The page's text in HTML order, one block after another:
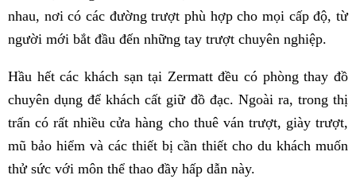
nhau, nơi có các đường trượt phù hợp cho mọi cấp độ, từ
người mới bắt đầu đến những tay trượt chuyên nghiệp.
Hầu hết các khách sạn tại Zermatt đều có phòng thay đồ
chuyên dụng để khách cất giữ đồ đạc. Ngoài ra, trong thị
trấn có rất nhiều cửa hàng cho thuê ván trượt, giày trượt,
mũ bảo hiểm và các thiết bị cần thiết cho du khách muốn
thử sức với môn thể thao đầy hấp dẫn này.